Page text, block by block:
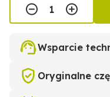
Wsparcie
Oryginalne